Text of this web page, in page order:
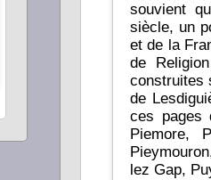
souvient
siècle, un
et de la France ? Dans une période de guerres
de
construites
de
ces pages
Piemore,
lez Gap,